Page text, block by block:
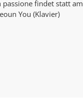
passione findet statt
You (Klavier)